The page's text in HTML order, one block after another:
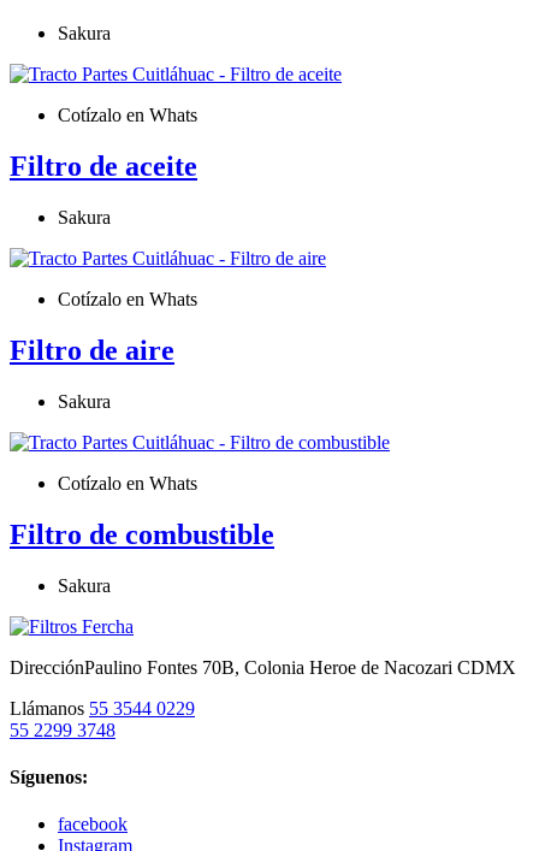
Sakura
Cotízalo en Whats
Filtro de aceite
Sakura
Cotízalo en Whats
Filtro de aire
Sakura
Cotízalo en Whats
Filtro de combustible
Sakura
DirecciónPaulino Fontes 70B, Colonia Heroe de Nacozari CDMX
Llámanos 55 3544 0229
55 2299 3748
Síguenos:
facebook
Instagram